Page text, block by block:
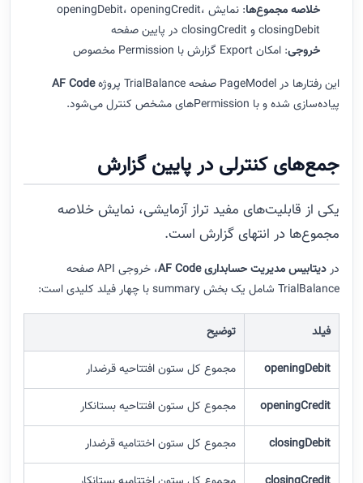
خلاصه مجموع‌ها
: نمایش openingDebit، openingCredit،
closingDebit و closingCredit در پایین صفحه
خروجی: امکان Export گزارش با Permission مخصوص
این رفتارها در PageModel صفحه TrialBalance پروژه
AF Code
پیاده‌سازی شده و با Permissionهای مشخص کنترل می‌شود.
جمع‌های کنترلی در پایین گزارش
یکی از قابلیت‌های مفید تراز آزمایشی، نمایش خلاصه
مجموع‌ها در انتهای گزارش است.
دیتابیس مدیریت حسابداری AF Code
، خروجی API صفحه
TrialBalance شامل یک بخش summary با چهار فیلد کلیدی است:
توضیح
openingDebit مجموع کل ستون افتتاحیه قرضدار
openingCredit مجموع کل ستون افتتاحیه بستانکار
closingDebit مجموع کل ستون اختتامیه قرضدار